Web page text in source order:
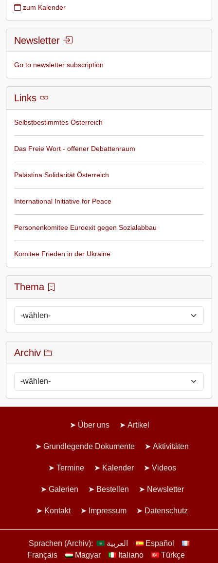
zum Kalender
Newsletter
Go to newsletter subscription
Links
Selbstbestimmtes Österreich
Das Freie Wort - offener Debattenraum
Palästina Solidarität Österreich
International Initiative for Peace
Personenkomitee Euroexit gegen Sozialabbau
Komitee Frieden in der Ukraine
Thema
Archiv
Über uns Artikel
Grundlegende Dokumente Aktivitäten
Termine Kalender Videos
Galerien Bestellen Newsletter
Kontakt Impressum Datenschutz
Sprachen (Archiv): العربية
Español
Français
Magyar Italiano Türkçe